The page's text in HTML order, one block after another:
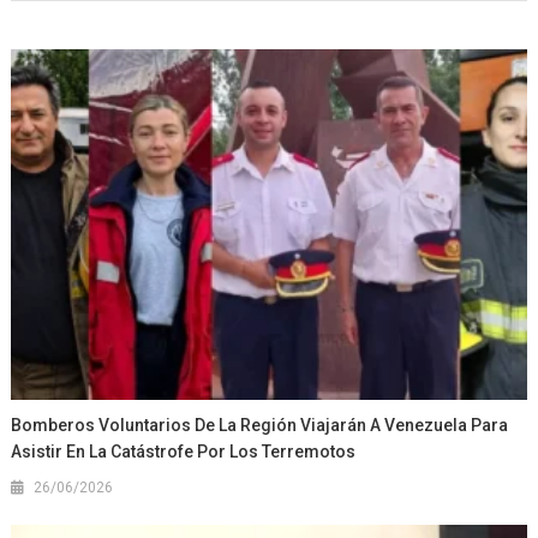
Bomberos Voluntarios De La Región Viajarán A Venezuela Para
Asistir En La Catástrofe Por Los Terremotos
26/06/2026